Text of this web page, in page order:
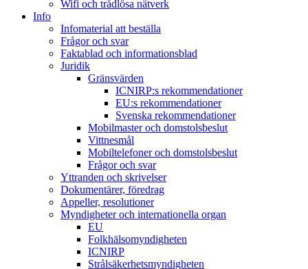
Wifi och trådlösa nätverk
Info
Infomaterial att beställa
Frågor och svar
Faktablad och informationsblad
Juridik
Gränsvärden
ICNIRP:s rekommendationer
EU:s rekommendationer
Svenska rekommendationer
Mobilmaster och domstolsbeslut
Vittnesmål
Mobiltelefoner och domstolsbeslut
Frågor och svar
Yttranden och skrivelser
Dokumentärer, föredrag
Appeller, resolutioner
Myndigheter och internationella organ
EU
Folkhälsomyndigheten
ICNIRP
Strålsäkerhetsmyndigheten